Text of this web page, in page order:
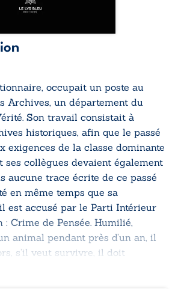
occupait un poste au
Archives, un département du
Son travail consistait à
historiques, afin que le passé
exigences de la classe dominante
ses collègues devaient également
aucune trace écrite de ce passé
en même temps que sa
est accusé par le Parti Intérieur
Crime de Pensée. Humilié,
animal pendant près d’un an, il
s’il veut survivre, il doit